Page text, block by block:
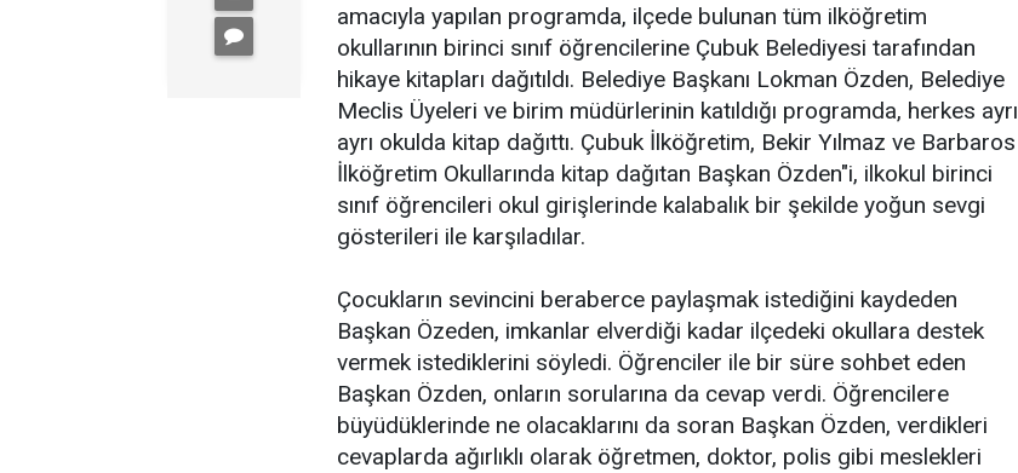
amacıyla yapılan programda, ilçede bulunan tüm ilköğretim
okullarının birinci sınıf öğrencilerine Çubuk Belediyesi tarafından
hikaye kitapları dağıtıldı. Belediye Başkanı Lokman Özden, Belediye
Meclis Üyeleri ve birim müdürlerinin katıldığı programda, herkes ayrı
ayrı okulda kitap dağıttı. Çubuk İlköğretim, Bekir Yılmaz ve Barbaros
İlköğretim Okullarında kitap dağıtan Başkan Özden"i, ilkokul birinci
sınıf öğrencileri okul girişlerinde kalabalık bir şekilde yoğun sevgi
gösterileri ile karşıladılar.
Çocukların sevincini beraberce paylaşmak istediğini kaydeden
Başkan Özeden, imkanlar elverdiği kadar ilçedeki okullara destek
vermek istediklerini söyledi. Öğrenciler ile bir süre sohbet eden
Başkan Özden, onların sorularına da cevap verdi. Öğrencilere
büyüdüklerinde ne olacaklarını da soran Başkan Özden, verdikleri
cevaplarda ağırlıklı olarak öğretmen, doktor, polis gibi meslekleri